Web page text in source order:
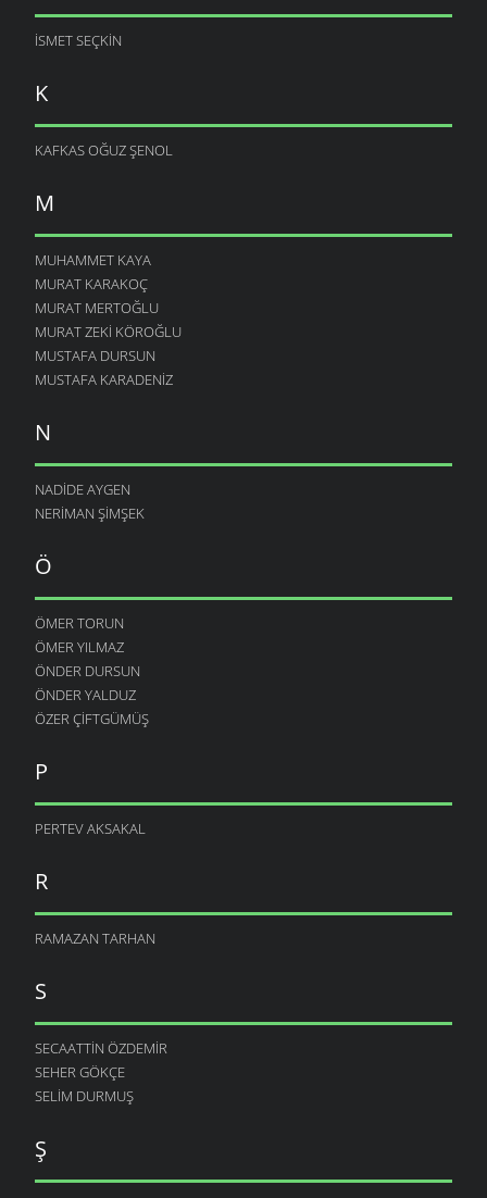
ISMET SEÇKIN
K
KAFKAS OĞUZ ŞENOL
M
MUHAMMET KAYA
MURAT KARAKOÇ
MURAT MERTOĞLU
MURAT ZEKI KÖROĞLU
MUSTAFA DURSUN
MUSTAFA KARADENIZ
N
NADIDE AYGEN
NERIMAN ŞIMŞEK
Ö
ÖMER TORUN
ÖMER YILMAZ
ÖNDER DURSUN
ÖNDER YALDUZ
ÖZER ÇIFTGÜMÜŞ
P
PERTEV AKSAKAL
R
RAMAZAN TARHAN
S
SECAATTIN ÖZDEMIR
SEHER GÖKÇE
SELIM DURMUŞ
Ş